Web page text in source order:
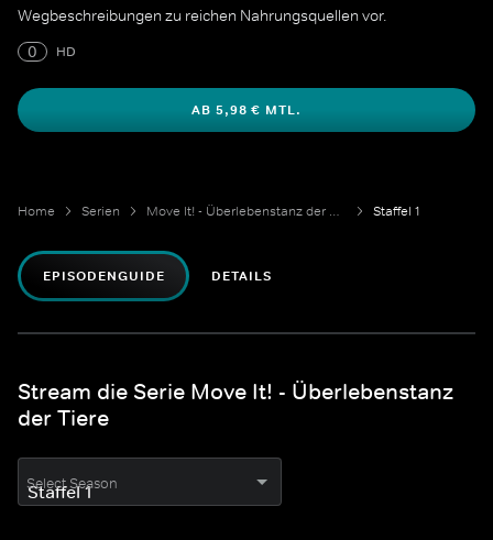
Wegbeschreibungen zu reichen Nahrungsquellen vor.
0
HD
AB 5,98 € MTL.
Home Serien Move It! - Überlebenstanz der Tiere Staffel 1
EPISODENGUIDE DETAILS
Stream die Serie Move It! - Überlebenstanz
der Tiere
Select Season